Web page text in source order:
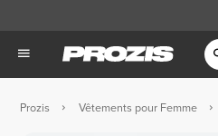
Prozis Vêtements pour Femme